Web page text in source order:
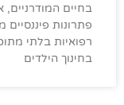
בחיים המודרניים,
פתרונות פיננסיים
רפואיות בלתי
בחינוך הילדים